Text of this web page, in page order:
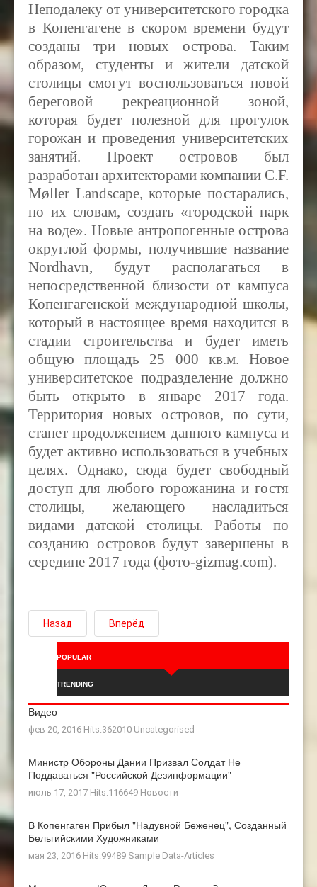
Неподалеку от университетского городка
в Копенгагене в скором времени будут
созданы три новых острова. Таким
образом, студенты и жители датской
столицы смогут воспользоваться новой
береговой рекреационной зоной,
которая будет полезной для прогулок
горожан и проведения университетских
занятий. Проект островов был
разработан архитекторами компании C.F.
Møller Landscape, которые постарались,
по их словам, создать «городской парк
на воде». Новые антропогенные острова
округлой формы, получившие название
Nordhavn, будут располагаться в
непосредственной близости от кампуса
Копенгагенской международной школы,
который в настоящее время находится в
стадии строительства и будет иметь
общую площадь 25 000 кв.м. Новое
университетское подразделение должно
быть открыто в январе 2017 года.
Территория новых островов, по сути,
станет продолжением данного кампуса и
будет активно использоваться в учебных
целях. Однако, сюда будет свободный
доступ для любого горожанина и гостя
столицы, желающего насладиться
видами датской столицы. Работы по
созданию островов будут завершены в
середине 2017 года (фото-gizmag.com).
Назад Вперёд
POPULAR
TRENDING
Видео
фев 20, 2016 Hits:362010 Uncategorised
Министр Обороны Дании Призвал Солдат Не
Поддаваться "российской Дезинформации"
июль 17, 2017 Hits:116649 Новости
В Копенгаген Прибыл "Надувной Беженец", Созданный
Бельгийскими Художниками
мая 23, 2016 Hits:99489 Sample Data-Articles